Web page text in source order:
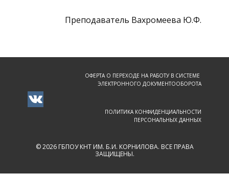
Преподаватель Вахромеева Ю.Ф.
ОФЕРТА О ПЕРЕХОДЕ НА РАБОТУ В СИСТЕМЕ
ЭЛЕКТРОННОГО ДОКУМЕНТООБОРОТА
ПОЛИТИКА КОНФИДЕНЦИАЛЬНОСТИ
ПЕРСОНАЛЬНЫХ ДАННЫХ
© 2026 ГБПОУ КНТ ИМ. Б.И. КОРНИЛОВА. ВСЕ ПРАВА
ЗАЩИЩЕНЫ.